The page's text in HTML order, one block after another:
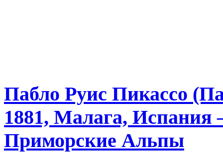
Пабло Руис Пикассо
1881, Малага,
Приморские Альпы